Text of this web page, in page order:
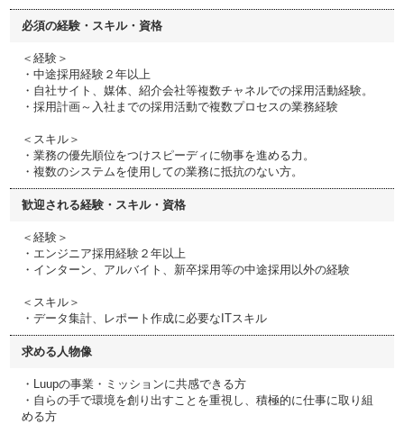
必須の経験・スキル・資格
＜経験＞
・中途採用経験２年以上
・自社サイト、媒体、紹介会社等複数チャネルでの採用活動経験。
・採用計画～入社までの採用活動で複数プロセスの業務経験
＜スキル＞
・業務の優先順位をつけスピーディに物事を進める力。
・複数のシステムを使用しての業務に抵抗のない方。
歓迎される経験・スキル・資格
＜経験＞
・エンジニア採用経験２年以上
・インターン、アルバイト、新卒採用等の中途採用以外の経験
＜スキル＞
・データ集計、レポート作成に必要なITスキル
求める人物像
・Luupの事業・ミッションに共感できる方
・自らの手で環境を創り出すことを重視し、積極的に仕事に取り組
める方